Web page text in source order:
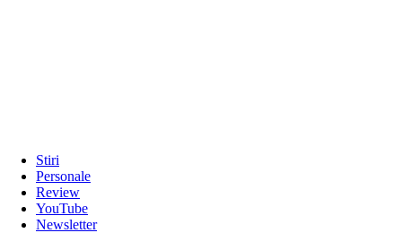
Stiri
Personale
Review
YouTube
Newsletter